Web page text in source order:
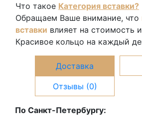
11166
Что такое Категория вставки?
Обращаем Ваше внимание, что
вставки влияет на стоимость
Красивое кольцо на каждый
Доставка
Отзывы (0)
По Санкт-Петербургу: